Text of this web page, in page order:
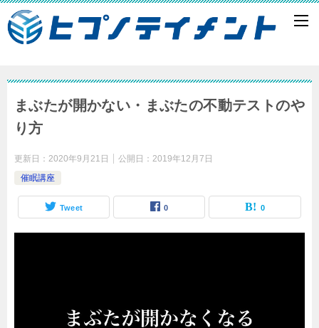
まぶたが開かない・まぶたの不動テストのや
り方
更新日： 2020年9月21日 公開日： 2019年12月7日
催眠講座
Tweet 0 0